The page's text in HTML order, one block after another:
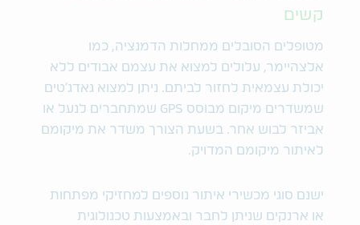
קשים
מטופלים הסובלים ממחלות הדמנציה, כמו
אלצהיימר, עלולים למצוא את עצמם אבודים ללא
יכולת עצמאית לחזור לביתם. ניתן למצוא גאדג'טים
שמשדרים מיקום מבוסס GPS שמתחברים לנעל או
אביזר לבוש אחר. בשעת הצורך משדר את מיקומם
לאיתור מיקומם המדויק.
ישנם סוגי מכשירי איתור נוספים למחזיקי מפתחות
או ארנקים שניתן לחבר ובאמצעות טכנולוגית